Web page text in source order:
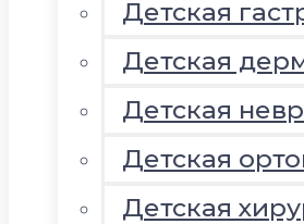
Детская
Детская
Детская
Детская
Детская